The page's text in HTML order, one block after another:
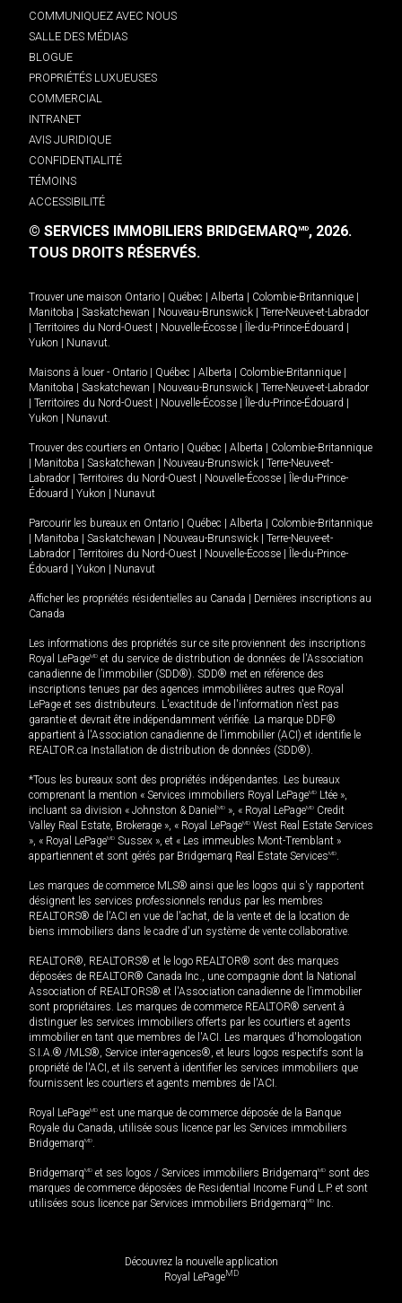
COMMUNIQUEZ AVEC NOUS
SALLE DES MÉDIAS
BLOGUE
PROPRIÉTÉS LUXUEUSES
COMMERCIAL
INTRANET
AVIS JURIDIQUE
CONFIDENTIALITÉ
TÉMOINS
ACCESSIBILITÉ
© SERVICES IMMOBILIERS BRIDGEMARQMD, 2026.
TOUS DROITS RÉSERVÉS.
Trouver une maison Ontario | Québec | Alberta | Colombie-Britannique |
Manitoba | Saskatchewan | Nouveau-Brunswick | Terre-Neuve-et-Labrador
| Territoires du Nord-Ouest | Nouvelle-Écosse | Île-du-Prince-Édouard |
Yukon | Nunavut
Maisons à louer - Ontario | Québec | Alberta | Colombie-Britannique |
Manitoba | Saskatchewan | Nouveau-Brunswick | Terre-Neuve-et-Labrador
| Territoires du Nord-Ouest | Nouvelle-Écosse | Île-du-Prince-Édouard |
Yukon | Nunavut
Trouver des courtiers en Ontario | Québec | Alberta | Colombie-Britannique
| Manitoba | Saskatchewan | Nouveau-Brunswick | Terre-Neuve-et-
Labrador | Territoires du Nord-Ouest | Nouvelle-Écosse | Île-du-Prince-
Édouard | Yukon | Nunavut
Parcourir les bureaux en Ontario | Québec | Alberta | Colombie-Britannique
| Manitoba | Saskatchewan | Nouveau-Brunswick | Terre-Neuve-et-
Labrador | Territoires du Nord-Ouest | Nouvelle-Écosse | Île-du-Prince-
Édouard | Yukon | Nunavut
Afficher les propriétés résidentielles au Canada | Dernières inscriptions au
Canada
Les informations des propriétés sur ce site proviennent des inscriptions
Royal LePageMD et du service de distribution de données de l'Association
canadienne de l’immobilier (SDD®). SDD® met en référence des
inscriptions tenues par des agences immobilières autres que Royal
LePage et ses distributeurs. L'exactitude de l'information n'est pas
garantie et devrait être indépendamment vérifiée. La marque DDF®
appartient à l'Association canadienne de l’immobilier (ACI) et identifie le
REALTOR.ca Installation de distribution de données (SDD®).
*Tous les bureaux sont des propriétés indépendantes. Les bureaux
comprenant la mention « Services immobiliers Royal LePageMD Ltée »,
incluant sa division « Johnston & Daniel MD », « Royal LePageMD Credit
Valley Real Estate, Brokerage », « Royal LePageMD West Real Estate Services
», « Royal LePageMD Sussex », et « Les immeubles Mont-Tremblant »
appartiennent et sont gérés par Bridgemarq Real Estate ServicesMD
Les marques de commerce MLS® ainsi que les logos qui s'y rapportent
désignent les services professionnels rendus par les membres
REALTORS® de l'ACI en vue de l'achat, de la vente et de la location de
biens immobiliers dans le cadre d'un système de vente collaborative.
REALTOR®, REALTORS® et le logo REALTOR® sont des marques
déposées de REALTOR® Canada Inc., une compagnie dont la National
Association of REALTORS® et l'Association canadienne de l’immobilier
sont propriétaires. Les marques de commerce REALTOR® servent à
distinguer les services immobiliers offerts par les courtiers et agents
immobilier en tant que membres de l'ACI. Les marques d'homologation
S.I.A.® /MLS®, Service inter-agences®, et leurs logos respectifs sont la
propriété de l'ACI, et ils servent à identifier les services immobiliers que
fournissent les courtiers et agents membres de l'ACI.
Royal LePageMD est une marque de commerce déposée de la Banque
Royale du Canada, utilisée sous licence par les Services immobiliers
BridgemarqMD
BridgemarqMD et ses logos / Services immobiliers BridgemarqMD sont des
marques de commerce déposées de Residential Income Fund L.P. et sont
utilisées sous licence par Services immobiliers BridgemarqMD Inc.
Découvrez la nouvelle application
Royal LePageMD